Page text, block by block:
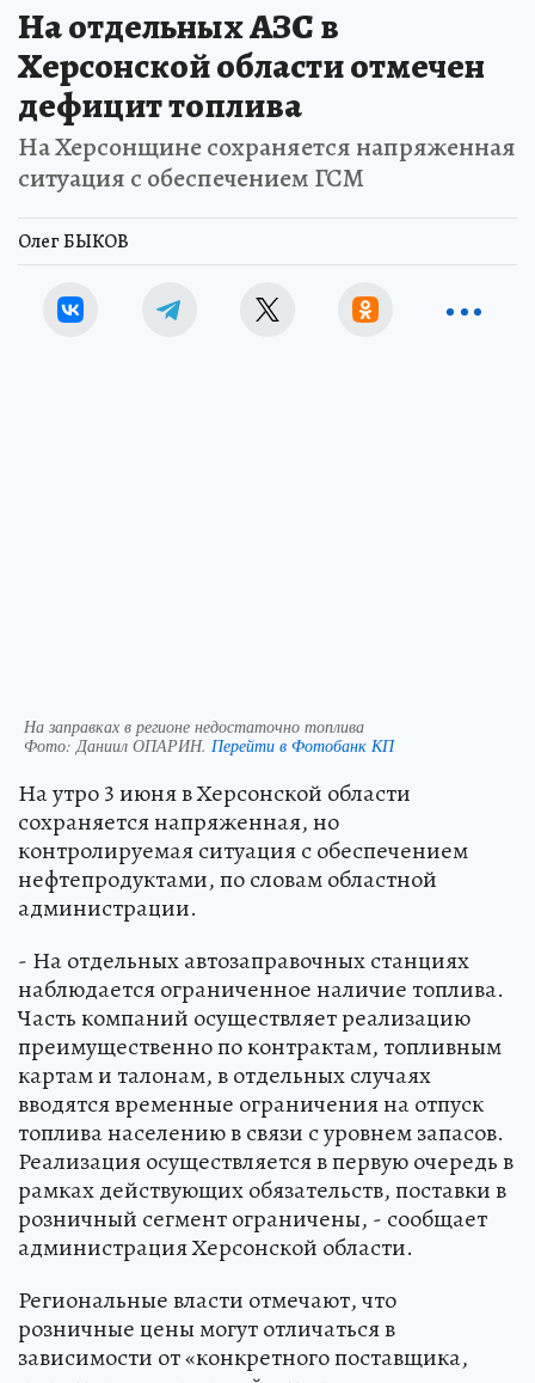
На отдельных АЗС в
Херсонской области отмечен
дефицит топлива
На Херсонщине сохраняется напряженная
ситуация с обеспечением ГСМ
Олег БЫКОВ
На заправках в регионе недостаточно топлива
Фото: Даниил ОПАРИН. Перейти в Фотобанк КП
На утро 3 июня в Херсонской области
сохраняется напряженная, но
контролируемая ситуация с обеспечением
нефтепродуктами, по словам областной
администрации.
- На отдельных автозаправочных станциях
наблюдается ограниченное наличие топлива.
Часть компаний осуществляет реализацию
преимущественно по контрактам, топливным
картам и талонам, в отдельных случаях
вводятся временные ограничения на отпуск
топлива населению в связи с уровнем запасов.
Реализация осуществляется в первую очередь в
рамках действующих обязательств, поставки в
розничный сегмент ограничены, - сообщает
администрация Херсонской области.
Региональные власти отмечают, что
розничные цены могут отличаться в
зависимости от «конкретного поставщика,